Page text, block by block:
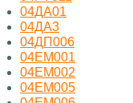
04ДА01
04ДА3
04ДП006
04ЕМ001
04ЕМ002
04ЕМ005